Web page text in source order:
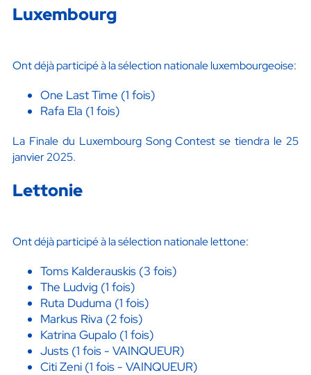
Luxembourg
Ont déjà participé à la sélection nationale luxembourgeoise:
One Last Time (1 fois)
Rafa Ela (1 fois)
La Finale du Luxembourg Song Contest se tiendra le 25
janvier 2025.
Lettonie
Ont déjà participé à la sélection nationale lettone:
Toms Kalderauskis (3 fois)
The Ludvig (1 fois)
Ruta Duduma (1 fois)
Markus Riva (2 fois)
Katrina Gupalo (1 fois)
Justs (1 fois - VAINQUEUR)
Citi Zeni (1 fois - VAINQUEUR)